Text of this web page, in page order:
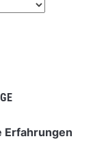
Erfahrungen